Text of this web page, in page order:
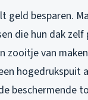
geld besparen.
die hun dak
zooitje van
hogedrukspuit
beschermende